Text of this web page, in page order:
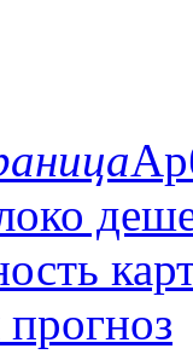
прогноз